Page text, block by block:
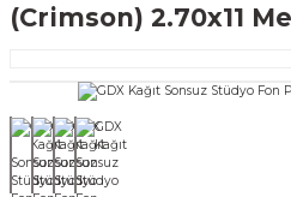
Aksesuarları
(Crimson) 2.70x11